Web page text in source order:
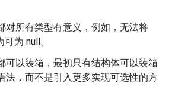
对所有类型有意义，例如，无法将
为 null。
可以装箱，最初只有结构体可以装箱
法，而不是引入更多实现可选性的方